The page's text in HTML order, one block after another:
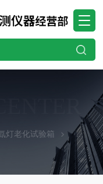
灯老化试验箱 氙灯老